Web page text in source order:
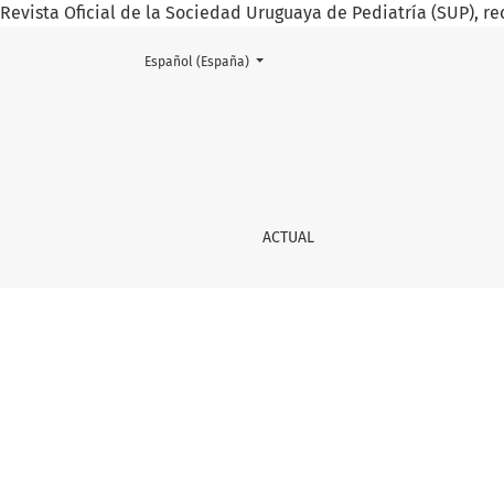
Revista Oficial de la Sociedad Uruguaya de Pediatría (SUP),
Prólogo
ACTUAL
Cambiar el idioma. El actual es:
Español (España)